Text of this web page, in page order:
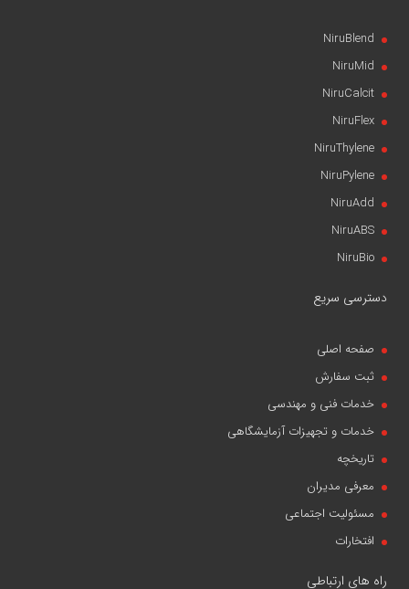
NiruBlend
NiruMid
NiruCalcit
NiruFlex
NiruThylene
NiruPylene
NiruAdd
NiruABS
NiruBio
دسترسی سریع
صفحه اصلی
ثبت سفارش
خدمات فنی و مهندسی
خدمات و تجهیزات آزمایشگاهی
تاریخچه
معرفی مدیران
مسئولیت اجتماعی
افتخارات
راه های ارتباطی